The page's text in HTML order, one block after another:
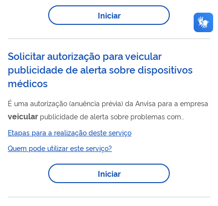
identificaçãomorfológica de moluscos do gênero
Biomphalaria. A
identificaçãomorfológica dos moluscos é
realizada através de dissecção dos animais e comparação dos
Iniciar
Solicitar autorização para veicular
publicidade de alerta sobre dispositivos
médicos
É uma autorização (anuência prévia) da Anvisa para a empresa
veicular publicidade de alerta sobre problemas com
dispositivos médicos. É utilizada quando a ação de campo
exige divulgação em mídia de grande circulação, para prevenir
riscos à saúde em função do uso do produto. A ação de campo
pode ser recolhimento do dispositivo médico, correção em
campo, alteração de rotulagem ou instrução de uso,
medida. A empresa deve apresentar as...
Etapas para a realização deste serviço
Quem pode utilizar este serviço?
Iniciar